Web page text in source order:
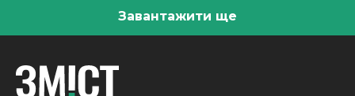
Завантажити ще